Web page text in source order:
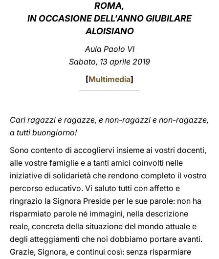
ROMA,
IN OCCASIONE DELL'ANNO GIUBILARE
ALOISIANO
Aula Paolo VI
Sabato, 13 aprile 2019
[Multimedia]
Cari ragazzi e ragazze, e non-ragazzi e non-ragazze,
a tutti buongiorno!
Sono contento di accogliervi insieme ai vostri docenti,
alle vostre famiglie e a tanti amici coinvolti nelle
iniziative di solidarietà che rendono completo il vostro
percorso educativo. Vi saluto tutti con affetto e
ringrazio la Signora Preside per le sue parole: non ha
risparmiato parole né immagini, nella descrizione
reale, concreta della situazione del mondo attuale e
degli atteggiamenti che noi dobbiamo portare avanti.
Grazie, Signora, e continui così: senza risparmiare